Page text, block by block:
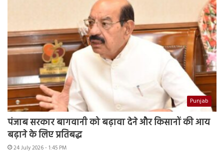
Punjab
पंजाब सरकार बागवानी को बढ़ावा देने और किसानों की आय
बढ़ाने के लिए प्रतिबद्ध
24 July 2026 - 1:45 PM